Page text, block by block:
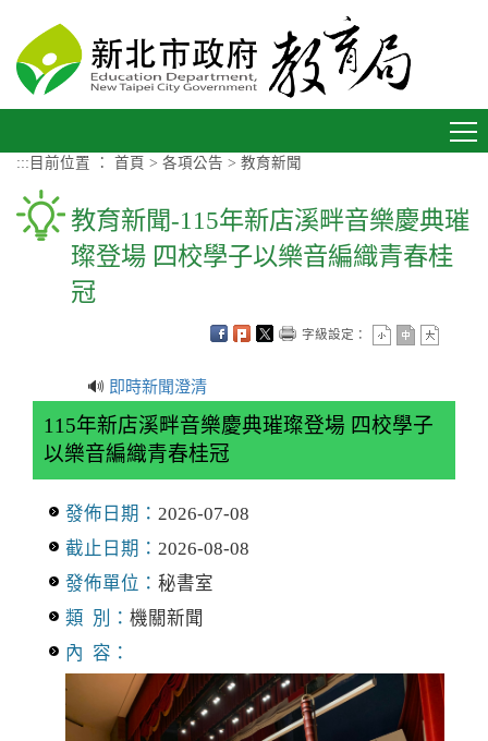
::: 目前位置 ： 首頁 > 各項公告 > 教育新聞
教育新聞-115年新店溪畔音樂慶典璀
璨登場 四校學子以樂音編織青春桂
冠
字級設定：
🔊 即時新聞澄清
115年新店溪畔音樂慶典璀璨登場 四校學子
以樂音編織青春桂冠
發佈日期： 2026-07-08
截止日期： 2026-08-08
發佈單位： 秘書室
類 別： 機關新聞
內 容：